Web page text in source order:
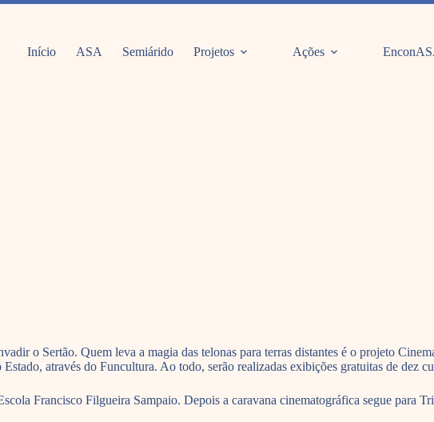
Início ASA Semiárido Projetos Ações
o Sertão. Quem leva a magia das telonas para terras distantes é o projeto
através do Funcultura. Ao todo, serão realizadas exibições gratuitas de dez
Francisco Filgueira Sampaio. Depois a caravana cinematográfica segue